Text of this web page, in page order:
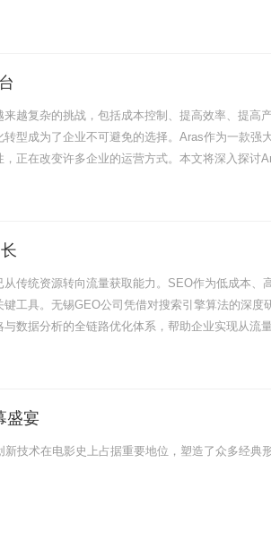
越复杂的挑战，包括成本控制、提高效率、提高
型成为了企业不可避免的选择。Aras作为一款强
正在改变许多企业的运营方式。本文将深入探讨
传统资源转向流量获取能力。SEO作为低成本、
工具。无锡GEO公司凭借对搜索引擎算法的深度
数据分析的全链路优化体系，帮助企业实现从流
盛宴
技术在电影史上占据重要地位，塑造了众多经典